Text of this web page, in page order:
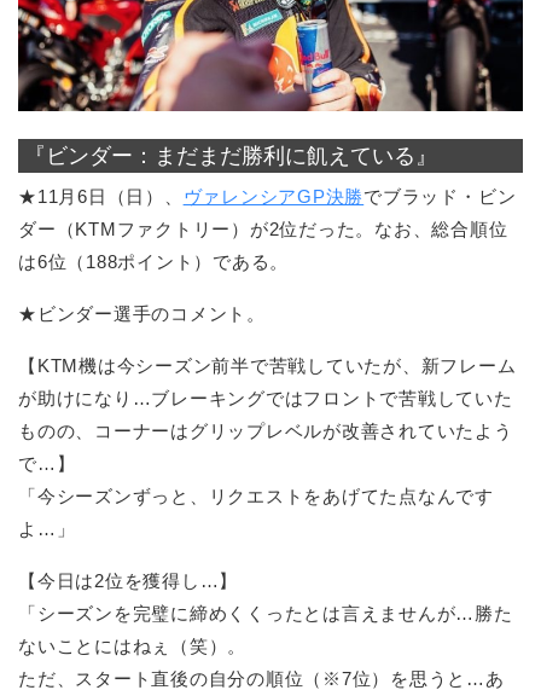
『ビンダー：まだまだ勝利に飢えている』
★11月6日（日）、 ヴァレンシアGP決勝でブラッド・ビン
ダー（KTMファクトリー）が2位だった。なお、総合順位
は6位（188ポイント）である。
★ビンダー選手のコメント。
【KTM機は今シーズン前半で苦戦していたが、新フレーム
が助けになり…ブレーキングではフロントで苦戦していた
ものの、コーナーはグリップレベルが改善されていたよう
で…】
「今シーズンずっと、リクエストをあげてた点なんです
よ…」
【今日は2位を獲得し…】
「シーズンを完璧に締めくくったとは言えませんが…勝た
ないことにはねぇ（笑）。
ただ、スタート直後の自分の順位（※7位）を思うと…あ